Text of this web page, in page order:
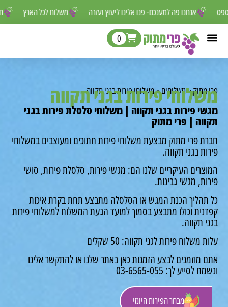
משלוח לכל הארץ אנחנו פה למענכם- פנו אלינו ליעוץ ועזרה לפספס
מבחר הפירות היומי
0
מתוק»משלוחים»משלוחי פירות בגני תקווה
פירות בגני תקווה
פירות בגני תקווה | משלוחי סלסלת פירות בגני
| פרי מתוק
פרי מתוק מבצעת משלוחי פירות חתוכים ומעוצבים במשלוחי
בגני תקווה.
העיקריים שלנו הם: מגשי פירות, סלסלת פירות, סושי
מגשי גבינות.
תהליך הכנת המגש או הסלסלה מתבצע תחת בקרת איכות
וכולו מתבצע בסמוך למועד הגעת המשלוח למשלוחי פירות
תקווה.
משלוח פירות לגני תקווה: 50 שקלים
מוזמנים לבצע הזמנות כאן באתר שלנו או להתקשר אלינו
לסייע לך: 03-6565-055